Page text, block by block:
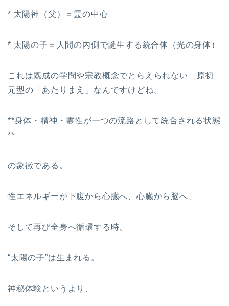
* 太陽神（父）＝霊の中心
* 太陽の子＝人間の内側で誕生する統合体（光の身体）
これは既成の学問や宗教概念でとらえられない 原初
元型の「あたりまえ」なんですけどね。
**身体・精神・霊性が一つの流路として統合される状態
**
の象徴である。
性エネルギーが下腹から心臓へ、心臓から脳へ、
そして再び全身へ循環する時、
“太陽の子”は生まれる。
神秘体験というより、